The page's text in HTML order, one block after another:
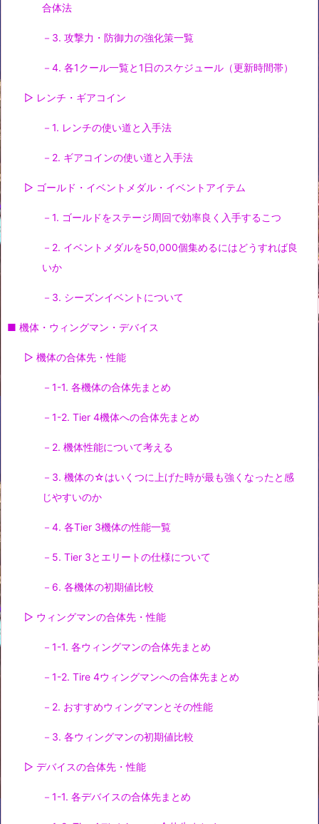
合体法
－3. 攻撃力・防御力の強化策一覧
－4. 各1クール一覧と1日のスケジュール（更新時間帯）
▷ レンチ・ギアコイン
－1. レンチの使い道と入手法
－2. ギアコインの使い道と入手法
▷ ゴールド・イベントメダル・イベントアイテム
－1. ゴールドをステージ周回で効率良く入手するこつ
－2. イベントメダルを50,000個集めるにはどうすれば良
いか
－3. シーズンイベントについて
■ 機体・ウィングマン・デバイス
▷ 機体の合体先・性能
－1-1. 各機体の合体先まとめ
－1-2. Tier 4機体への合体先まとめ
－2. 機体性能について考える
－3. 機体の☆はいくつに上げた時が最も強くなったと感
じやすいのか
－4. 各Tier 3機体の性能一覧
－5. Tier 3とエリートの仕様について
－6. 各機体の初期値比較
▷ ウィングマンの合体先・性能
－1-1. 各ウィングマンの合体先まとめ
－1-2. Tire 4ウィングマンへの合体先まとめ
－2. おすすめウィングマンとその性能
－3. 各ウィングマンの初期値比較
▷ デバイスの合体先・性能
－1-1. 各デバイスの合体先まとめ